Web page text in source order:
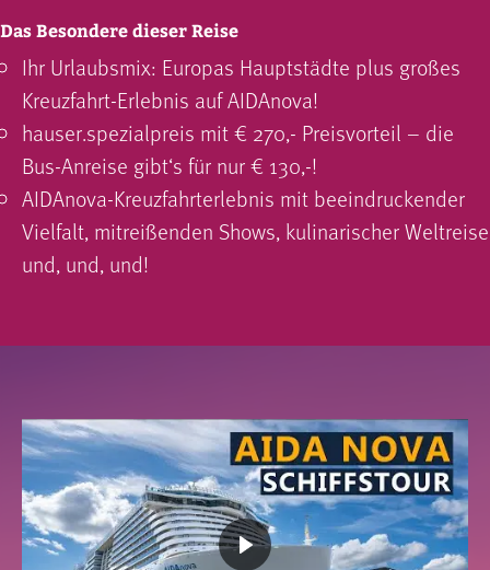
Das Besondere dieser Reise
Ihr Urlaubsmix: Europas Hauptstädte plus großes
Kreuzfahrt-Erlebnis auf AIDAnova!
hauser.spezialpreis mit € 270,- Preisvorteil – die
Bus-Anreise gibt‘s für nur € 130,-!
AIDAnova-Kreuzfahrterlebnis mit beeindruckender
Vielfalt, mitreißenden Shows, kulinarischer Weltreise
und, und, und!